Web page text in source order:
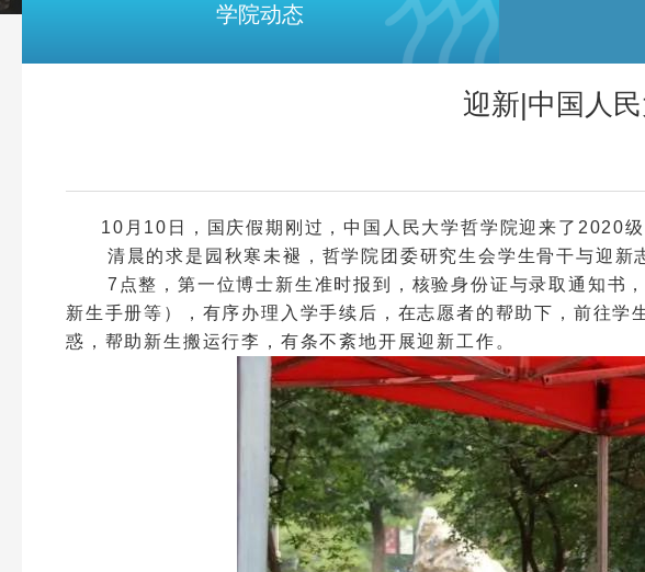
学院动态
迎新|中国人
10月10日，国庆假期刚过，中国人民大学哲学院迎来了2020
清晨的求是园秋寒未褪，哲学院团委研究生会学生骨干与迎
7点整，第一位博士新生准时报到，核验身份证与录取通知书
新生手册等），有序办理入学手续后，在志愿者的帮助下，前往
惑，帮助新生搬运行李，有条不紊地开展迎新工作。